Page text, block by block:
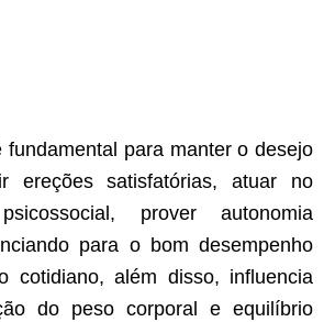
fundamental para manter o desejo
ereções satisfatórias, atuar no
prover autonomia
para o bom desempenho
cotidiano, além disso, influencia
do peso corporal e equilíbrio